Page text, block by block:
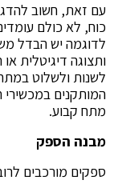
עם זאת, חשוב
כוח, לא כולם
לדוגמה יש הבדל
ותצוגה דיגיטלית
לשנות ולשלוט
המותקנים
מתח קבוע.
מבנה הספק
ספקים מורכבים